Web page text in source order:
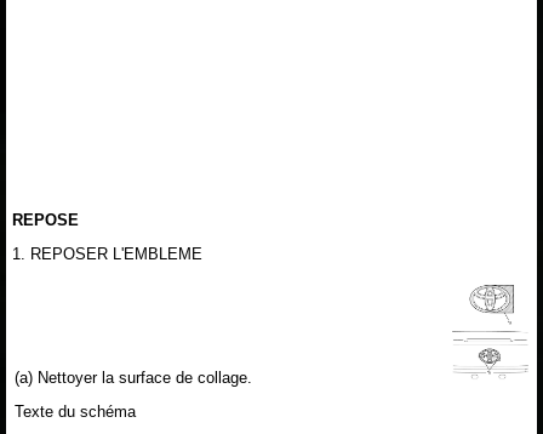
REPOSE
1. REPOSER L'EMBLEME
(a) Nettoyer la surface de collage.
Texte du schéma